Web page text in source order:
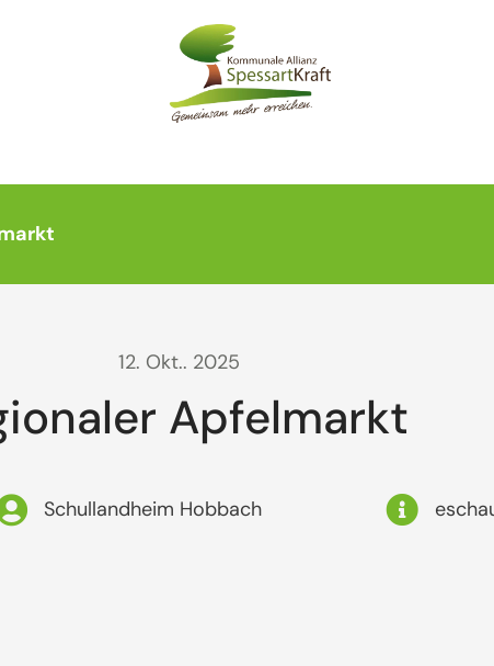
12. Okt.. 2025
Apfelmarkt
Schullandheim Hobbach